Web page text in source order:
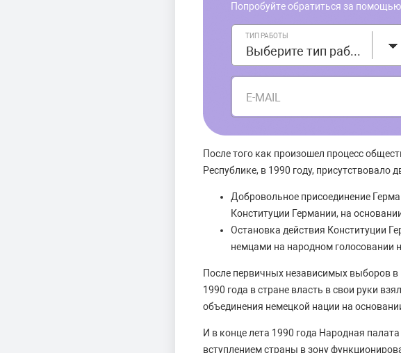
Попробуйте обратиться за
ТИП РАБОТЫ
Выберите тип работы
E-MAIL
После того как произошел процесс
Республике, в 1990 году, присутствовало
Добровольное присоединение
Конституции Германии, на
Остановка действия Конституции
немцами на народном голосовании
После первичных независимых выборов
1990 года в стране власть в свои руки
объединения немецкой нации на
И в конце лета 1990 года Народная
вступлением страны в зону